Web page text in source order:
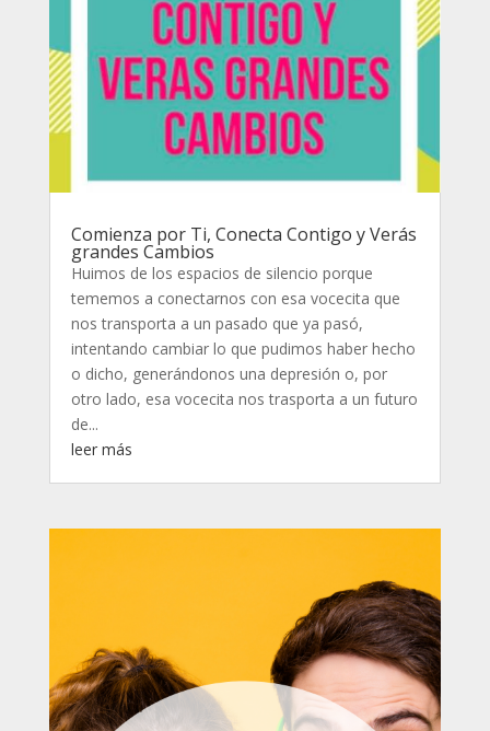
Comienza por Ti, Conecta Contigo y Verás
grandes Cambios
Huimos de los espacios de silencio porque
tememos a conectarnos con esa vocecita que
nos transporta a un pasado que ya pasó,
intentando cambiar lo que pudimos haber hecho
o dicho, generándonos una depresión o, por
otro lado, esa vocecita nos trasporta a un futuro
de...
leer más